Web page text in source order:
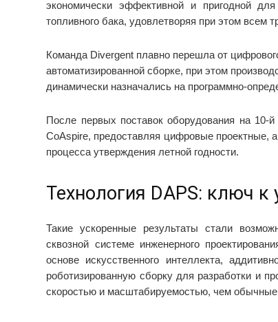
экономически эффективной и пригодной
топливного бака, удовлетворяя при этом всем
Команда Divergent плавно перешла от
автоматизированной сборке, при этом
динамически назначались на программно-
После первых поставок оборудования на 10-
CoAspire, предоставляя цифровые проектные,
процесса утверждения летной годности.
Технология DAPS: ключ к
Такие ускоренные результаты стали
сквозной системе инженерного
основе искусственного интеллекта,
роботизированную сборку для разработки и
скоростью и масштабируемостью, чем